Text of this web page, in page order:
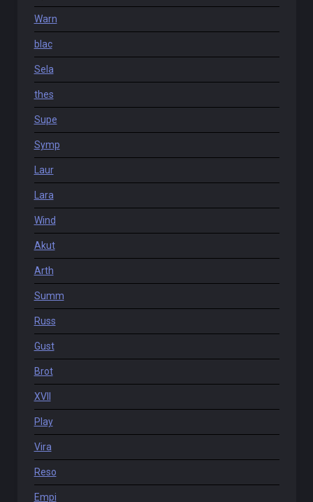
Warn
blac
Sela
thes
Supe
Symp
Laur
Lara
Wind
Akut
Arth
Summ
Russ
Gust
Brot
XVII
Play
Vira
Reso
Empi